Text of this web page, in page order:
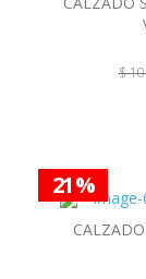
$
21 %